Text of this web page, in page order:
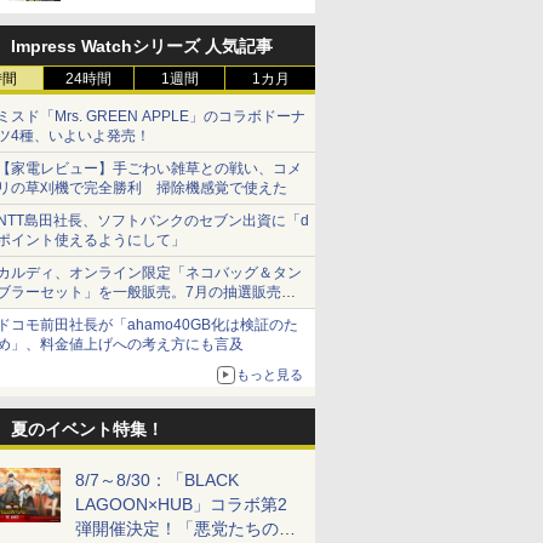
Impress Watchシリーズ 人気記事
24時間 1週間 1カ月
スド「Mrs. GREEN APPLE」のコラボドーナ
4種、いよいよ発売！
家電レビュー】手ごわい雑草との戦い、コメ
の草刈機で完全勝利 掃除機感覚で使えた
島田社長、ソフトバンクのセブン出資に「d
イント使えるようにして」
ルディ、オンライン限定「ネコバッグ＆タン
ラーセット」を一般販売。7月の抽選販売の
選無効分
コモ前田社長が「ahamo40GB化は検証のた
」、料金値上げへの考え方にも言及
もっと見る
夏のイベント特集！
8/7～8/30：「BLACK
LAGOON×HUB」コラボ第2
弾開催決定！「悪党たちの休